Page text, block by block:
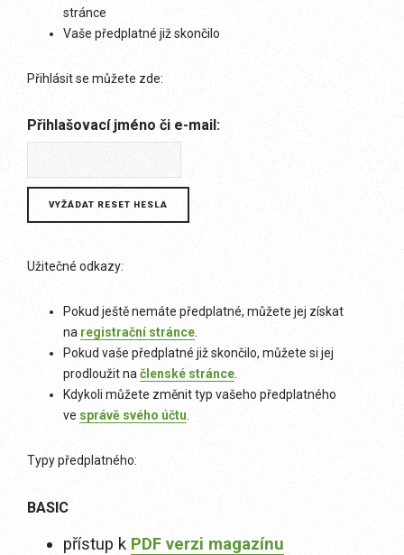
stránce
Vaše předplatné již skončilo
Přihlásit se můžete zde:
Přihlašovací jméno či e-mail:
Užitečné odkazy:
Pokud ještě nemáte předplatné, můžete jej získat
na registrační stránce
Pokud vaše předplatné již skončilo, můžete si jej
prodloužit na členské stránce
Kdykoli můžete změnit typ vašeho předplatného
ve správě svého účtu
Typy předplatného:
BASIC
přístup k PDF verzi magazínu